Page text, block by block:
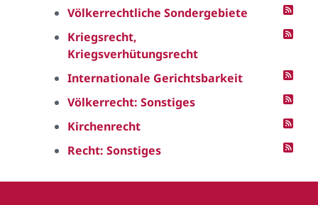
Völkerrechtliche Sondergebiete
Kriegsrecht,
Kriegsverhütungsrecht
Internationale Gerichtsbarkeit
Völkerrecht: Sonstiges
Kirchenrecht
Recht: Sonstiges